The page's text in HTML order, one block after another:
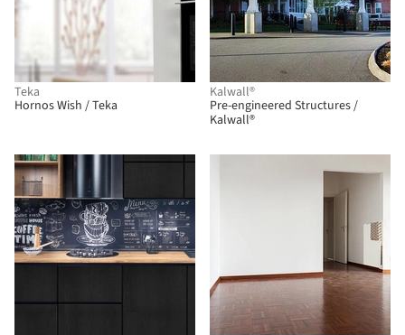
Teka
Hornos Wish / Teka
Kalwall®
Pre-engineered Structures /
Kalwall®